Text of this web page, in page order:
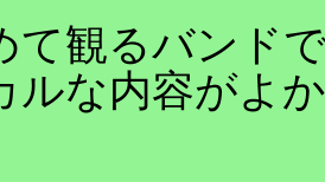
て観るバンド
ルな内容がよか